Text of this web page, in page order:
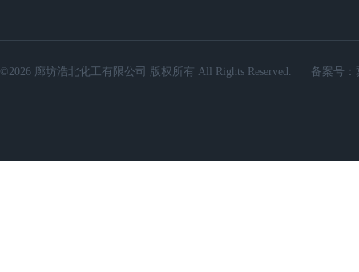
©2026 廊坊浩北化工有限公司 版权所有 All Rights Reserved. 备案号：